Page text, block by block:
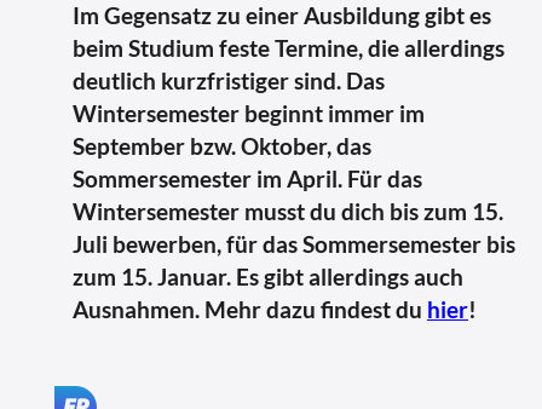
Im Gegensatz zu einer Ausbildung gibt es
beim Studium feste Termine, die allerdings
deutlich kurzfristiger sind. Das
Wintersemester beginnt immer im
September bzw. Oktober, das
Sommersemester im April. Für das
Wintersemester musst du dich bis zum 15.
Juli bewerben, für das Sommersemester bis
zum 15. Januar. Es gibt allerdings auch
Ausnahmen. Mehr dazu findest du hier!